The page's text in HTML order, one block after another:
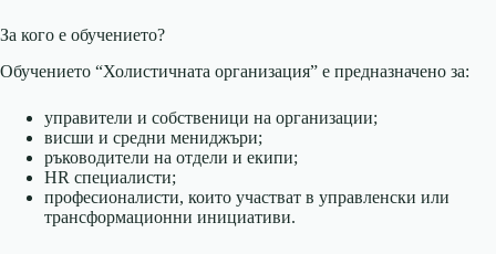
За кого е обучението?
Обучението “Холистичната организация” е предназначено за:
управители и собственици на организации;
висши и средни мениджъри;
ръководители на отдели и екипи;
HR специалисти;
професионалисти, които участват в управленски или
трансформационни инициативи.